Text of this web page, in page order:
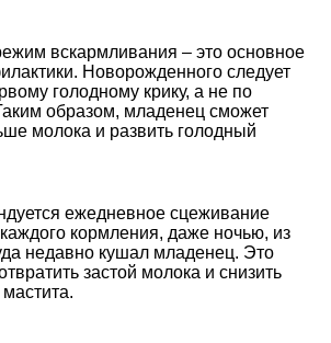
вскармливания – это основное
Новорожденного следует
голодному крику, а не по
образом, младенец сможет
молока и развить голодный
ежедневное сцеживание
кормления, даже ночью, из
недавно кушал младенец. Это
застой молока и снизить